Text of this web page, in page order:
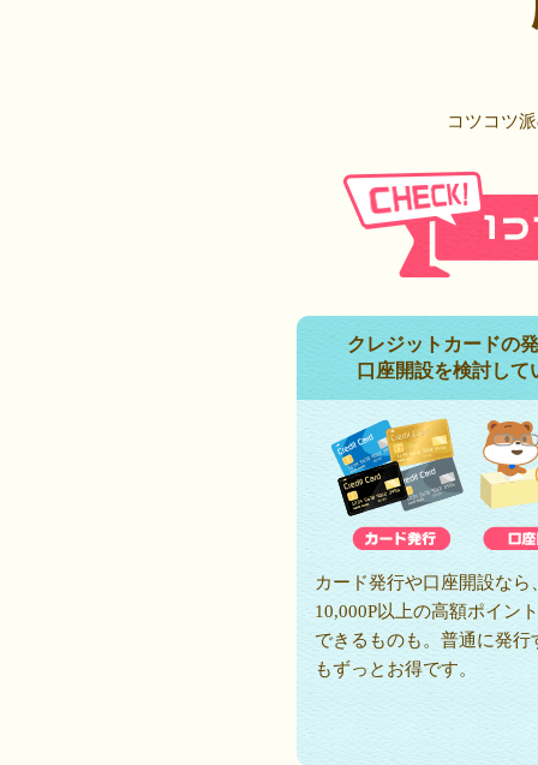
コツコツ
クレジットカードの
口座開設を検討して
カード発行や口座開設なら
10,000P以上の高額ポイン
できるものも。普通に発行
もずっとお得です。